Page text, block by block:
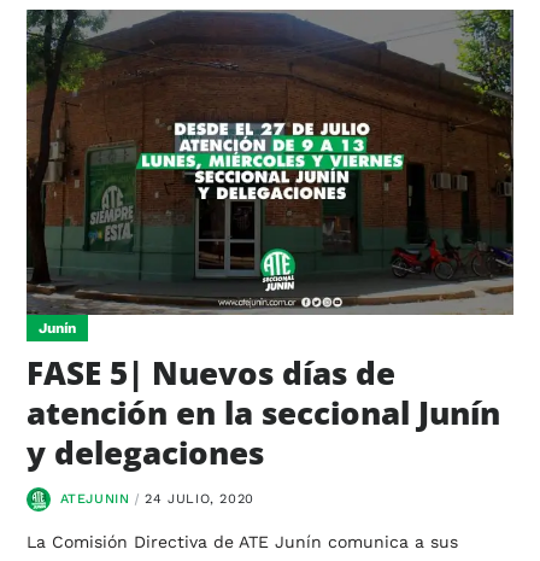
Junín
FASE 5| Nuevos días de
atención en la seccional Junín
y delegaciones
ATEJUNIN 24 JULIO, 2020
La Comisión Directiva de ATE Junín comunica a sus